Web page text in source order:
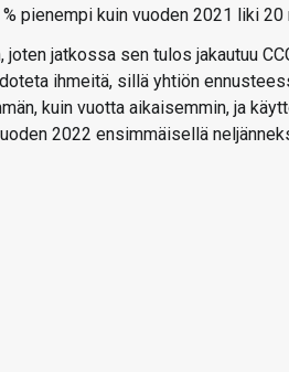
pienempi kuin vuoden 2021 liki
jatkossa sen tulos jakautuu
ihmeitä, sillä yhtiön
kuin vuotta aikaisemmin, ja
2022 ensimmäisellä